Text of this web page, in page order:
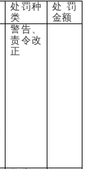
处罚种
类
处罚
金额
警告、
责令改
正